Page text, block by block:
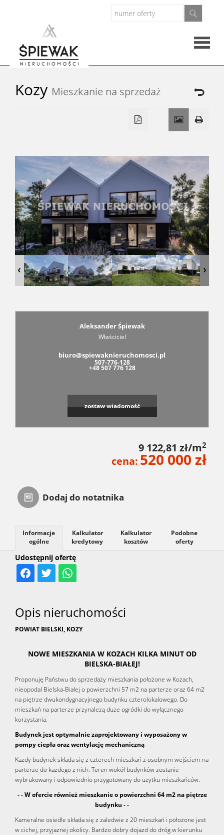
Domy
Dzialki
Obiekty
Kozy Mieszkanie na sprzedaż
Aleksander Śpiewak
Właściciel
biuro@spiewaknieruchomosci.pl
507-776-128
+48 507 776 128
zostaw wiadomość
9 122,81 zł/m2
cena: 520 000 zł
Dodaj do notatnika
Udostępnij ofertę
Informacje
ogólne
Kalkulator
kredytowy
Kalkulator
kosztów
Podobne
oferty
Opis nieruchomości
POWIAT BIELSKI, KOZY
NOWE MIESZKANIA W KOZACH KILKA MINUT OD
BIELSKA-BIAŁEJ!
Proponuję Państwu do sprzedaży mieszkania położone w Kozach,
nieopodal Bielska-Białej o powierzchni 57 m2 na parterze oraz 64 m2
na piętrze dwukondygnacyjnego budynku czterolokalowego. Do
mieszkań na parterze przynależą duże ogródki do wyłącznego
korzystania.
Budynek jest optymalnie zaprojektowany i wyposażony w
pompy ciepła oraz wentylację mechaniczną
Każdy budynek składa się z czterech mieszkań z osobnym wejściem na
parterze do każdego z nich. Teren wokół budynków zostanie
wybrukowany i odpowiednio przygotowany do użytku mieszkańców.
- - W ofercie również mieszkanie o powierzchni 64 m2 na piętrze
budynku - -
Kameralne osiedle składa się z zaledwie z 20 mieszkań i położone jest
w cichej, przyjaznej okolicy. Bardzo dobry dojazd do dróg w kierunku